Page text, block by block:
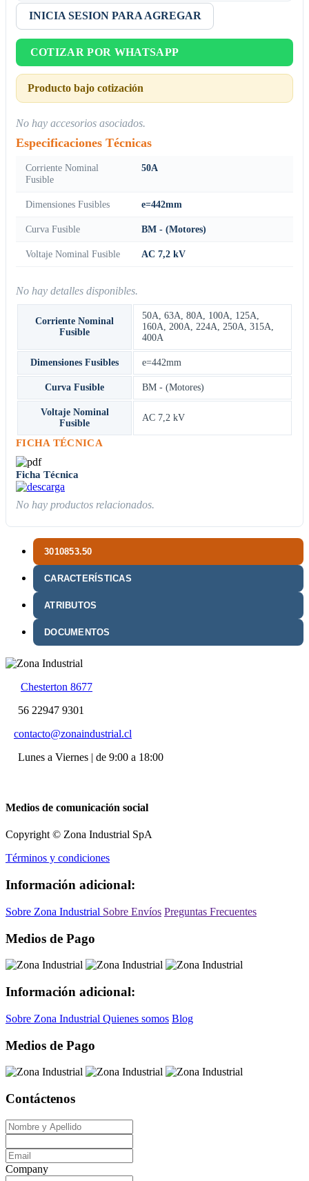
3010853.50
CARACTERÍSTICAS
ATRIBUTOS
DOCUMENTOS
INICIA SESION PARA AGREGAR
COTIZAR POR WHATSAPP
Producto bajo cotización
No hay accesorios asociados.
Especificaciones Técnicas
Corriente Nominal
Fusible
50A
Dimensiones Fusibles e=442mm
Curva Fusible BM - (Motores)
Voltaje Nominal Fusible AC 7,2 kV
No hay detalles disponibles.
Corriente Nominal
Fusible
50A 63A 80A 100A 125A
160A
200A 224A 250A 315A
400A
Dimensiones Fusibles e=442mm
Curva Fusible BM - (Motores)
Voltaje Nominal
Fusible
AC 7,2 kV
FICHA TÉCNICA
Ficha Técnica
No hay productos relacionados.
Chesterton 8677
56 22947 9301
contacto@zonaindustrial.cl
Lunes a Viernes | de 9:00 a 18:00
Medios de comunicación social
Copyright © Zona Industrial SpA
Términos y condiciones
Información adicional:
Sobre Zona Industrial Sobre Envíos Preguntas Frecuentes
Medios de Pago
Información adicional:
Sobre Zona Industrial Quienes somos Blog
Medios de Pago
Contáctenos
Company